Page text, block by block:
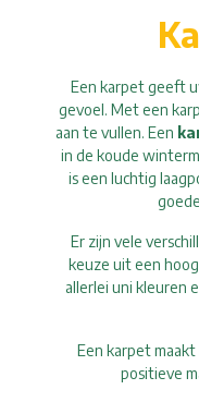
Een karpet geeft
gevoel. Met een
aan te vullen. Een
in de koude
is een luchtig
Er zijn vele
keuze uit een
allerlei uni kleuren
Een karpet
positieve